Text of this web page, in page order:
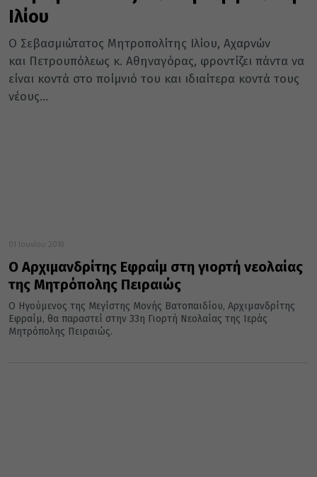
Ιλίου
Ο Σεβασμιώτατος Μητροπολίτης Ιλίου, Αχαρνών
και Πετρουπόλεως κ. Αθηναγόρας, φροντίζει πάντα να
είναι κοντά στο ποίμνιό του και ιδιαίτερα κοντά τους
νέους...
01 Ιουνίου 2018
Ο Αρχιμανδρίτης Εφραίμ στη γιορτή νεολαίας
της Μητρόπολης Πειραιώς
Ο Ηγούμενος της Μεγίστης Μονής Βατοπαιδίου, Αρχιμανδρίτης
Εφραίμ, θα παραστεί στην 33η Γιορτή Νεολαίας της Ιεράς
Μητρόπολης Πειραιώς.